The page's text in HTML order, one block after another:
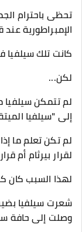
تحظى باحترام
الإمبراطورية
كانت تلك سيلفيا
لكن...
لم تتمكن
إلى "سيلفيا
لم تكن تعلم ما
لقرار بيرثام أم
لهذا السبب كان
شعرت سيلفيا
وصلت إلى حافة